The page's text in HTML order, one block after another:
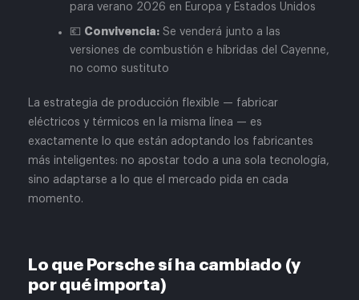
para verano 2026 en Europa y Estados Unidos
💶 Convivencia: Se venderá junto a las
versiones de combustión e híbridas del Cayenne,
no como sustituto
La estrategia de producción flexible — fabricar
eléctricos y térmicos en la misma línea — es
exactamente lo que están adoptando los fabricantes
más inteligentes: no apostar todo a una sola tecnología,
sino adaptarse a lo que el mercado pida en cada
momento.
Lo que Porsche sí ha cambiado (y
por qué importa)